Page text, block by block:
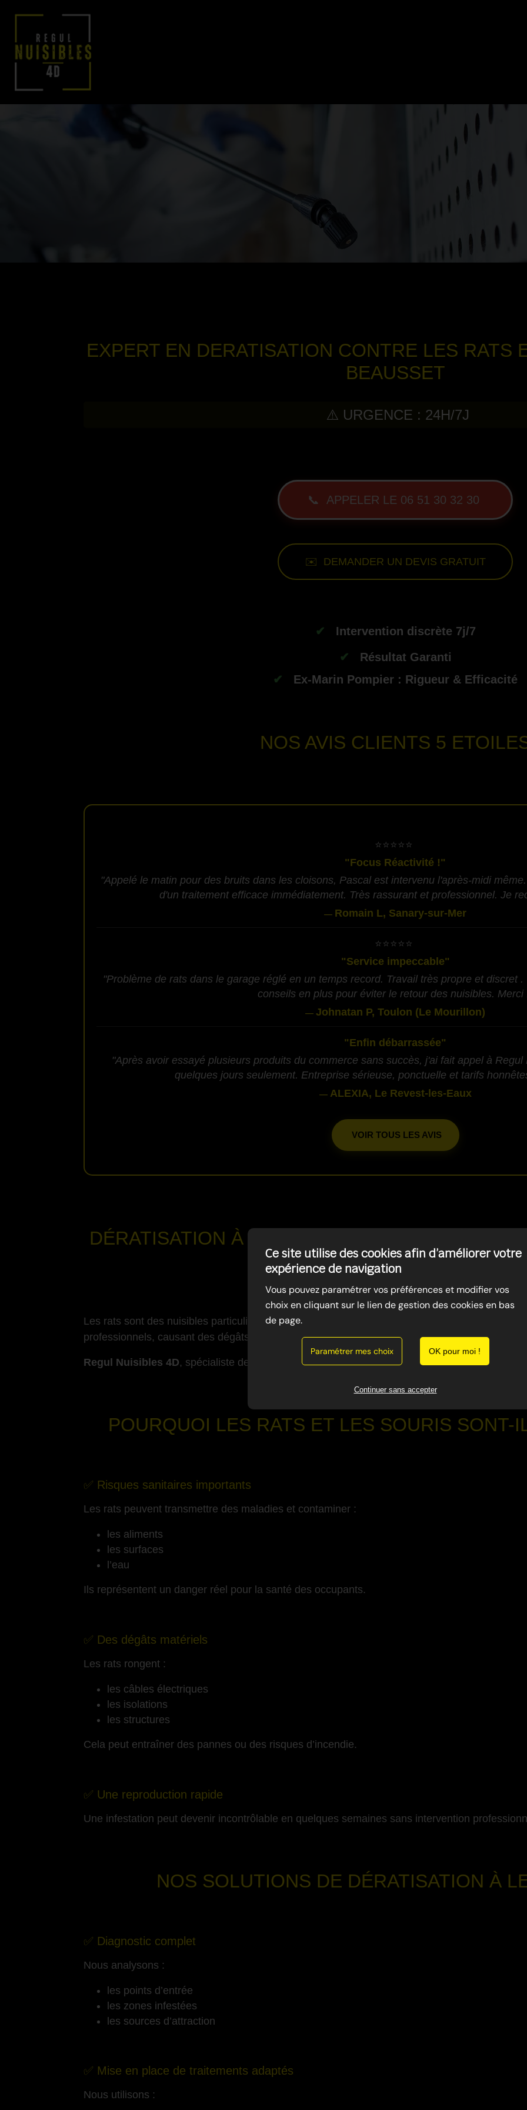
EXPERT EN DERATISATION CONTRE LES RATS
BEAUSSET
⚠️ URGENCE : 24H/7J
📞 APPELER LE 06 51 30 32 30
✉️ DEMANDER UN DEVIS GRATUIT
✔
Intervention discrète 7j/7
✔
Résultat Garanti
✔
Ex-Marin Pompier : Rigueur & Efficacité
NOS AVIS CLIENTS 5
​⭐⭐⭐⭐⭐
"Focus Réactivité !"
"Appelé le matin pour des bruits dans les cloisons, Pascal est intervenu l'après-midi
d'un traitement efficace immédiatement. Très rassurant et professionnel. Je
— Romain L, Sanary-sur-Mer
​⭐⭐⭐⭐⭐
"Service impeccable"
"Problème de rats dans le garage réglé en un temps record. Travail très propre et discret
conseils en plus pour éviter le retour des nuisibles. Merci
— Johnatan P, Toulon (Le Mourillon)
"Enfin débarrassée"
"Après avoir essayé plusieurs produits du commerce sans succès, j'ai fait appel à
quelques jours seulement. Entreprise sérieuse, ponctuelle et tarifs
— ALEXIA, Le Revest-les-Eaux
VOIR TOUS LES AVIS
DÉRATISATION À LE BEAUSSET
SOURIS
Les rats sont des nuisibles particulièrement envahissants dans le Var. Ils s’introduisent dans
professionnels, causant des dégâts matériels et des risques sanitaires importants.
Regul Nuisibles 4D, spécialiste de la dératisation, intervient rapidement pour éliminer les
-
POURQUOI LES RATS ET LES SOURIS SONT-
✅ Risques sanitaires importants
Les rats peuvent transmettre des maladies et contaminer :
les aliments
les surfaces
l’eau
Ils représentent un danger réel pour la santé des occupants.
✅ Des dégâts matériels
Les rats rongent :
les câbles électriques
les isolations
les structures
Cela peut entraîner des pannes ou des risques d’incendie.
✅ Une reproduction rapide
Une infestation peut devenir incontrôlable en quelques semaines sans intervention
NOS SOLUTIONS DE DÉRATISATION À
✅ Diagnostic complet
Nous analysons :
les points d’entrée
les zones infestées
les sources d’attraction
✅ Mise en place de traitements adaptés
Nous utilisons :
Ce site utilise des cookies afin d’améliorer votre
expérience de navigation
Vous pouvez paramétrer vos préférences et modifier vos
choix en cliquant sur le lien de gestion des cookies en bas
de page.
Paramétrer mes choix OK pour moi !
Continuer sans accepter